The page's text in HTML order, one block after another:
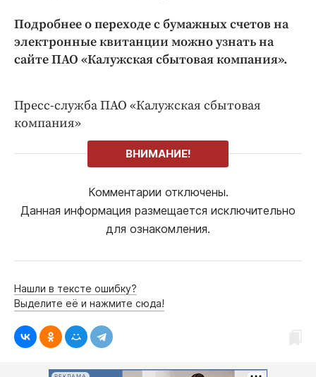
Подробнее о переходе с бумажных счетов на
электронные квитанции можно узнать на
сайте ПАО «Калужская сбытовая компания».
Пресс-служба ПАО «Калужская сбытовая
компания»
ВНИМАНИЕ!
Комментарии отключены.
Данная информация размещается исключительно
для ознакомления.
Нашли в тексте ошибку?
Выделите её и нажмите сюда!